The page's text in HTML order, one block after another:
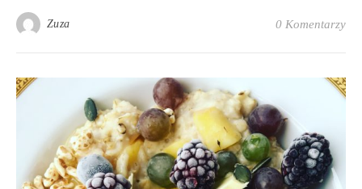
Zuza 0 Komentarzy